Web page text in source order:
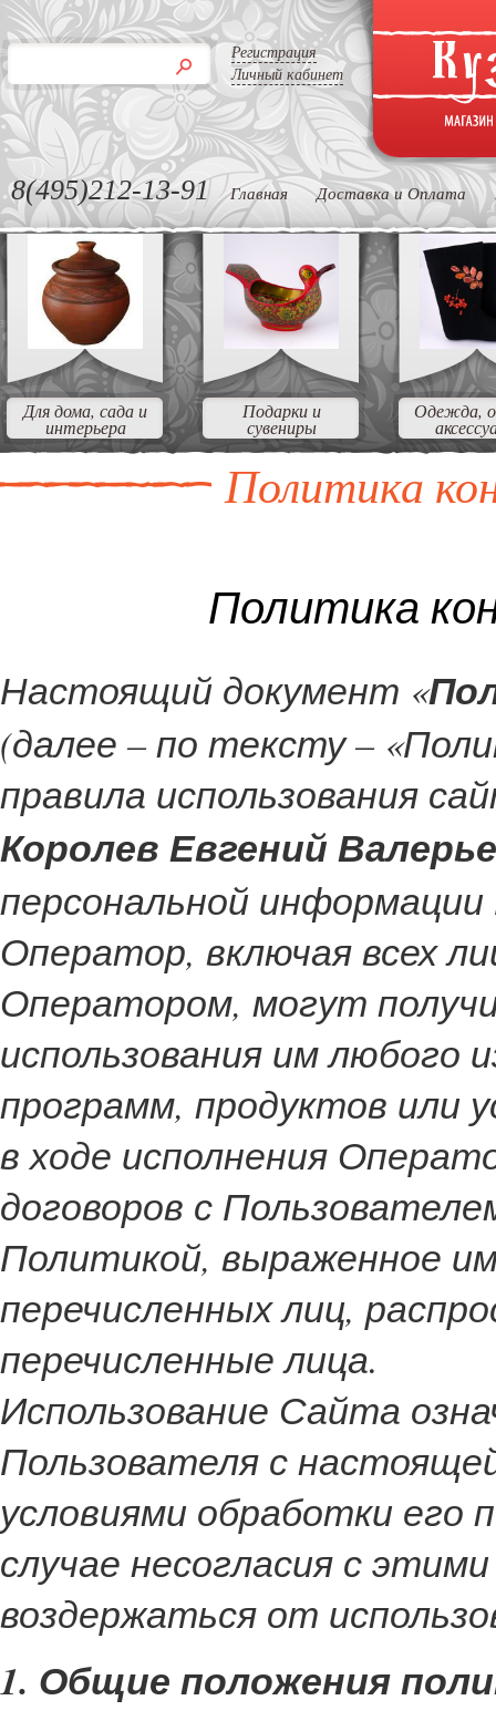
Регистрация
Личный кабинет
8(495)212-13-91 Главная Доставка и Оплата
Для дома, сада и
интерьера
Подарки и
сувениры
Одежда,
Политика
Политика
Настоящий документ «
(далее – по тексту –
правила использования
Королев Евгений
персональной
Оператор, включая всех
Оператором, могут
использования им любого
программ, продуктов или
в ходе исполнения
договоров с
Политикой, выраженное
перечисленных лиц,
перечисленные лица.
Использование Сайта
Пользователя с
условиями обработки его
случае несогласия с
воздержаться от
1. Общие положения